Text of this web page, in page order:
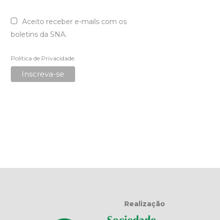
Aceito receber e-mails com os
boletins da SNA.
Política de Privacidade.
Realização